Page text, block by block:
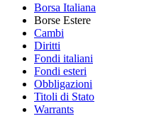
Borsa Italiana
Borse Estere
Cambi
Diritti
Fondi italiani
Fondi esteri
Obbligazioni
Titoli di Stato
Warrants